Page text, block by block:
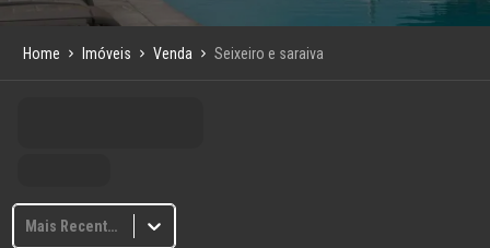
Home Imóveis Venda Seixeiro e saraiva
Mais Recentes